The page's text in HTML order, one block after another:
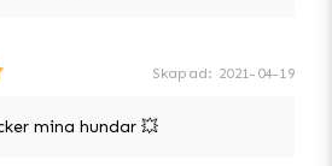
Skapad: 2021-04-19
mina hundar 💥